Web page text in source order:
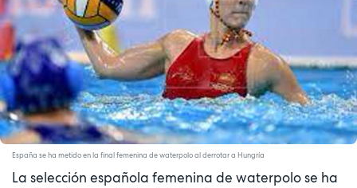
España se ha metido en la final femenina de waterpolo al derrotar a Hungría
La selección española femenina de waterpolo se ha